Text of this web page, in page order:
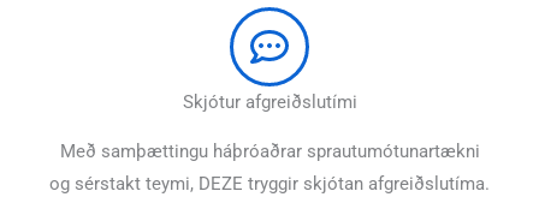
Skjótur afgreiðslutími
Með samþættingu háþróaðrar sprautumótunartækni
og sérstakt teymi, DEZE tryggir skjótan afgreiðslutíma.